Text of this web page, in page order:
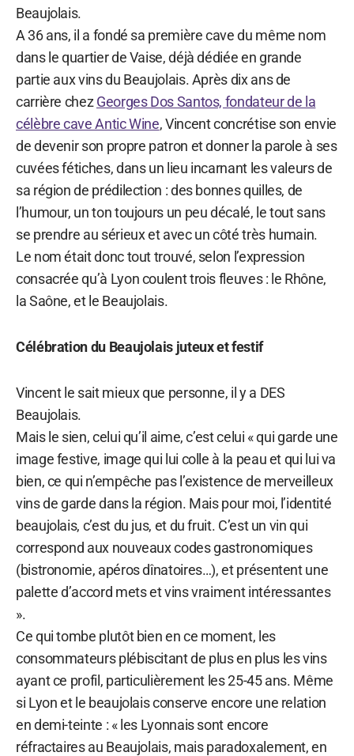
Beaujolais.
A 36 ans, il a fondé sa première cave du même nom
dans le quartier de Vaise, déjà dédiée en grande
partie aux vins du Beaujolais. Après dix ans de
carrière chezGeorges Dos Santos, fondateur de la
célèbre cave Antic Wine, Vincent concrétise son envie
de devenir son propre patron et donner la parole à ses
cuvées fétiches, dans un lieu incarnant les valeurs de
sa région de prédilection : des bonnes quilles, de
l’humour, un ton toujours un peu décalé, le tout sans
se prendre au sérieux et avec un côté très humain.
Le nom était donc tout trouvé, selon l’expression
consacrée qu’à Lyon coulent trois fleuves : le Rhône,
la Saône, et le Beaujolais.
Célébration du Beaujolais juteux et festif
Vincent le sait mieux que personne, il y a DES
Beaujolais.
Mais le sien, celui qu’il aime, c’est celui « qui garde une
image festive, image qui lui colle à la peau et qui lui va
bien, ce qui n’empêche pas l’existence de merveilleux
vins de garde dans la région. Mais pour moi, l’identité
beaujolais, c’est du jus, et du fruit. C’est un vin qui
correspond aux nouveaux codes gastronomiques
(bistronomie, apéros dînatoires…), et présentent une
palette d’accord mets et vins vraiment intéressantes
».
Ce qui tombe plutôt bien en ce moment, les
consommateurs plébiscitant de plus en plus les vins
ayant ce profil, particulièrement les 25-45 ans. Même
si Lyon et le beaujolais conserve encore une relation
en demi-teinte : « les Lyonnais sont encore
réfractaires au Beaujolais, mais paradoxalement, en